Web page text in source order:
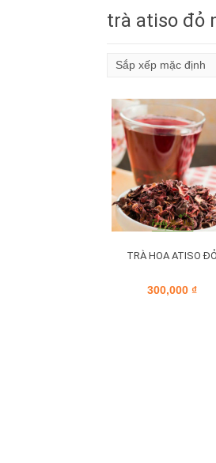
trà atiso đỏ
TRÀ HOA ATISO ĐỎ
300,000 ₫